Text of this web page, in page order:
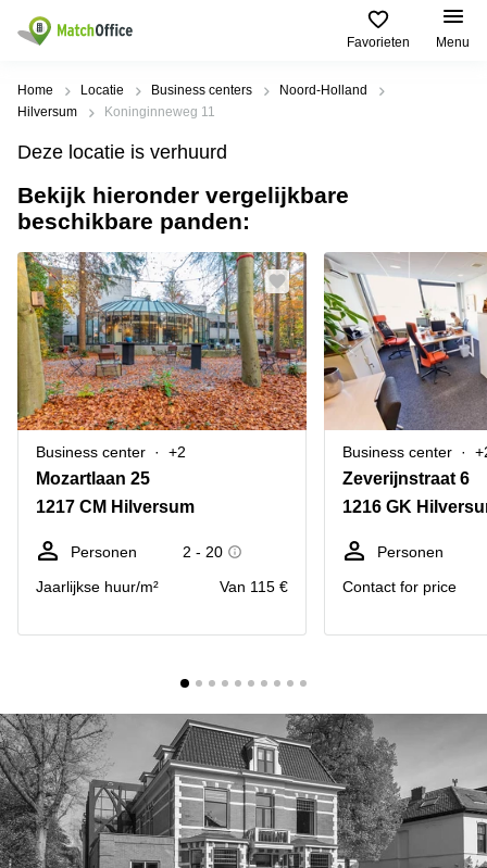
Favorieten Menu
Huren / Verhuren
Productpagina's
Kantoorruimten
Business
Flexplekken
Coworking
Spaces
Vergaderruimten
Virtueel
Kantoor
Bedrijfsruimte
Populaire
Steden
Alkmaar
Oost
Amsterdam
Westpoort
Bergen
op
Zoom
Amersfoort
Breda
Hengelo
Hilversum
Hoofddorp
Tilburg
Zwolle
Amsterdam
Westpoort
Populaire
zoekopdrachten
Kantoorruimte
in Breda
Kantoor
huren
Bergen
op
Zoom
Kantoor
huren
Tiel
Kantoor
huren
Reeuwijk
Business
Arnhem
Business
center
Hilversum
Business
center
Den
Haag
Help
Over ons
Voeg je kantoorruimte toe
Huurprijs
Log in
Home Locatie Business centers
Noord-Holland
Hilversum
Koninginneweg 11
Deze locatie is verhuurd
Bekijk hieronder vergelijkbare
beschikbare panden:
Business center +2
Mozartlaan 25
1217 CM Hilversum
Personen
2 - 20
Jaarlijkse huur/m²
Van 115 €
Business center
Zeverijnstraat 6
1216 GK
Personen
Contact for price